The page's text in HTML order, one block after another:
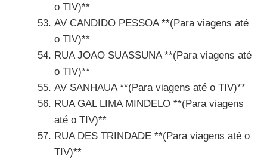
o TIV)**
AV CANDIDO PESSOA **(Para viagens até
o TIV)**
RUA JOAO SUASSUNA **(Para viagens até
o TIV)**
AV SANHAUA **(Para viagens até o TIV)**
RUA GAL LIMA MINDELO **(Para viagens
até o TIV)**
RUA DES TRINDADE **(Para viagens até o
TIV)**